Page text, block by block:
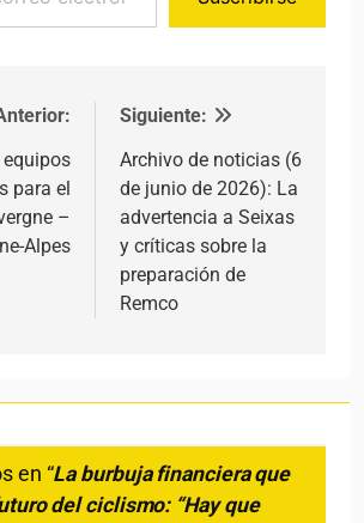
de entradas
equipos
para el
–
Alpes
Siguiente:
Archivo de noticias (6
de junio de 2026): La
advertencia a Seixas
y críticas sobre la
preparación de
Remco
en “La burbuja financiera que
del ciclismo: “Hay que